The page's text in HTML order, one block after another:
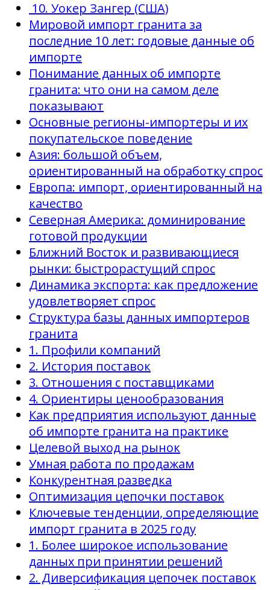
10. Уокер Зангер (США)
Мировой импорт гранита за
последние 10 лет: годовые данные об
импорте
Понимание данных об импорте
гранита: что они на самом деле
показывают
Основные регионы-импортеры и их
покупательское поведение
Азия: большой объем,
ориентированный на обработку спрос
Европа: импорт, ориентированный на
качество
Северная Америка: доминирование
готовой продукции
Ближний Восток и развивающиеся
рынки: быстрорастущий спрос
Динамика экспорта: как предложение
удовлетворяет спрос
Структура базы данных импортеров
гранита
1. Профили компаний
2. История поставок
3. Отношения с поставщиками
4. Ориентиры ценообразования
Как предприятия используют данные
об импорте гранита на практике
Целевой выход на рынок
Умная работа по продажам
Конкурентная разведка
Оптимизация цепочки поставок
Ключевые тенденции, определяющие
импорт гранита в 2025 году
1. Более широкое использование
данных при принятии решений
2. Диверсификация цепочек поставок